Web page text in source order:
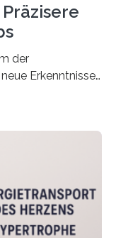
der
Erkenntnisse
Studie,
Mini-Tumore
–
können, um
am besten
das künftig
Therapie